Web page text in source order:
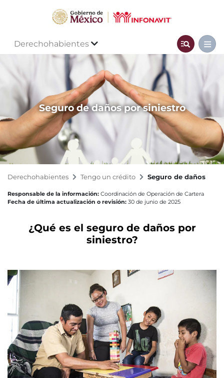
Derechohabientes
Seguro de daños por siniestro
Derechohabientes Tengo un crédito Seguro de daños
Responsable de la información: Coordinación de Operación de Cartera
Fecha de última actualización o revisión: 30 de junio de 2025
¿Qué es el seguro de daños por
siniestro?